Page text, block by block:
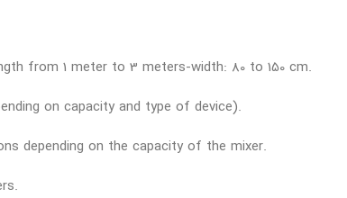
from 1 meter to 3 meters-width: 80 to 150 cm.
on capacity and type of device).
depending on the capacity of the mixer.